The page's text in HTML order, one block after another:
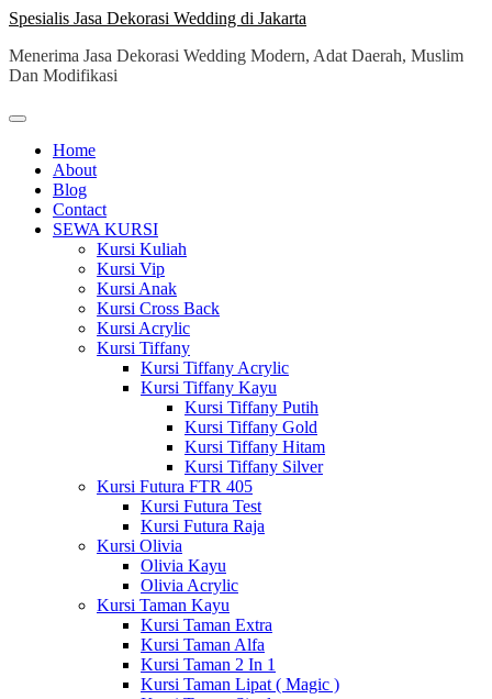
Skip
content
Spesialis Jasa Dekorasi Wedding di Jakarta
Menerima Jasa Dekorasi Wedding Modern, Adat Daerah, Muslim
Dan Modifikasi
Home
About
Blog
Contact
SEWA KURSI
Kursi Kuliah
Kursi Vip
Kursi Anak
Kursi Cross Back
Kursi Acrylic
Kursi Tiffany
Kursi Tiffany Acrylic
Kursi Tiffany Kayu
Kursi Tiffany Putih
Kursi Tiffany Gold
Kursi Tiffany Hitam
Kursi Tiffany Silver
Kursi Futura FTR 405
Kursi Futura Test
Kursi Futura Raja
Kursi Olivia
Olivia Kayu
Olivia Acrylic
Kursi Taman Kayu
Kursi Taman Extra
Kursi Taman Alfa
Kursi Taman 2 In 1
Kursi Taman Lipat ( Magic )